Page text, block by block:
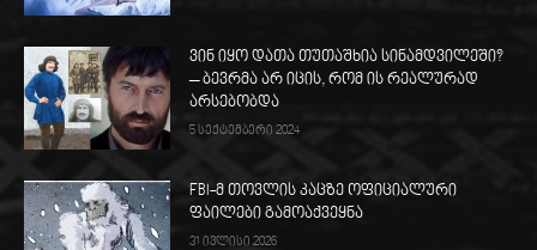
ვინ იყო დათა თუთაშხია სინამდვილეში?
– ბევრმა არ იცის, რომ ის რეალურად
არსებობდა
5 სექტემბერი 2024
FBI-მ თოვლის კაცზე ოფიციალური
ფაილები გამოაქვეყნა
31 ივლისი 2026